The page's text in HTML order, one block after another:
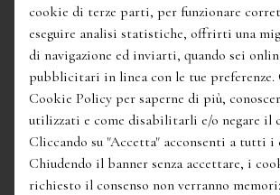
54,50€
Etna Rosso Doc Feudo / Girolamo
cookie di terze parti, per funzionare
eseguire analisi statistiche, offrirti una
di navigazione ed inviarti, quando sei
pubblicitari in linea con le tue preferenze.
Cookie Policy per saperne di più,
utilizzati e come disabilitarli e/o negare il
Cliccando su "Accetta" acconsenti a tutti i
Chiudendo il banner senza accettare, i
richiesto il consenso non verranno